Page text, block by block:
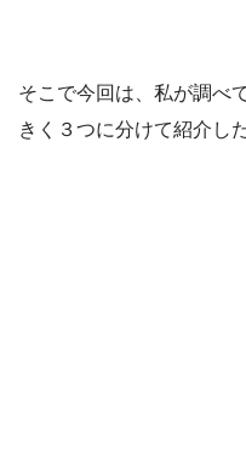
そこで今回は、私が調べ
きく３つに分けて紹介し